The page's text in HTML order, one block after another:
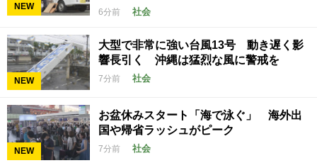
NEW
6分前 社会
NEW
大型で非常に強い台風13号 動き遅く影
響長引く 沖縄は猛烈な風に警戒を
7分前 社会
NEW
お盆休みスタート「海で泳ぐ」 海外出
国や帰省ラッシュがピーク
7分前 社会